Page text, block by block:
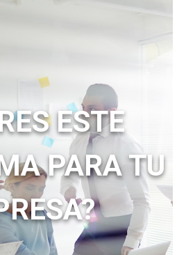
ESTE
PARA TU